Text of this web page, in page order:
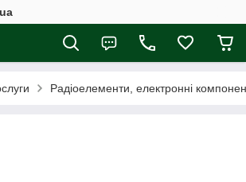
Радіоелементи, електронні